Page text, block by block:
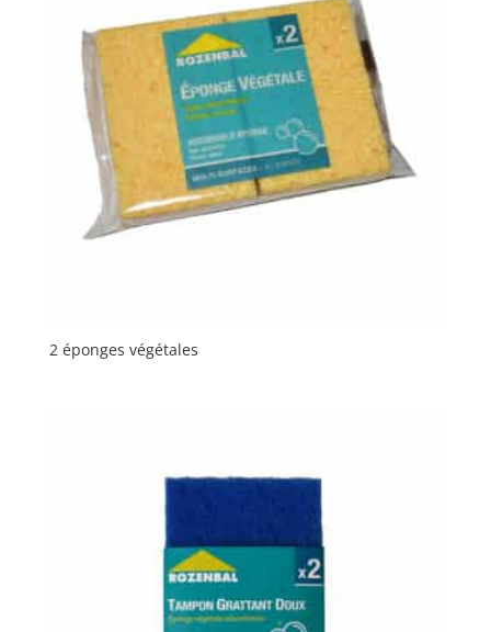
2 éponges végétales